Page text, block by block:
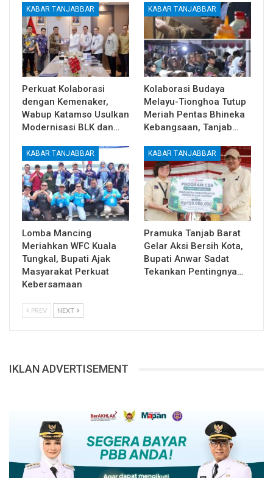
KABAR TANJABBAR
Perkuat Kolaborasi
dengan Kemenaker,
Wabup Katamso Usulkan
Modernisasi BLK dan…
KABAR TANJABBAR
Kolaborasi Budaya
Melayu-Tionghoa Tutup
Meriah Pentas Bhineka
Kebangsaan, Tanjab…
KABAR TANJABBAR
Lomba Mancing
Meriahkan WFC Kuala
Tungkal, Bupati Ajak
Masyarakat Perkuat
Kebersamaan
KABAR TANJABBAR
Pramuka Tanjab Barat
Gelar Aksi Bersih Kota,
Bupati Anwar Sadat
Tekankan Pentingnya…
PREV NEXT
IKLAN ADVERTISEMENT